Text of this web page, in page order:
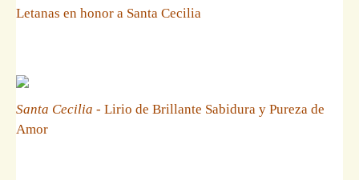
Letanas en honor a Santa Cecilia
Santa Cecilia - Lirio de Brillante Sabidura y Pureza de
Amor